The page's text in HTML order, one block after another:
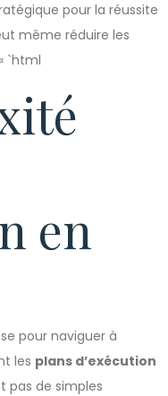
pour la réussite
même réduire les
`html
en
pour naviguer à
les plans d’exécution
pas de simples